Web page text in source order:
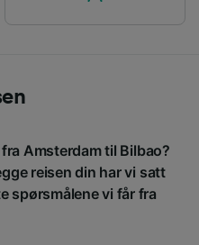
Amsterdam til Bilbao?
reisen din har vi satt
spørsmålene vi får fra